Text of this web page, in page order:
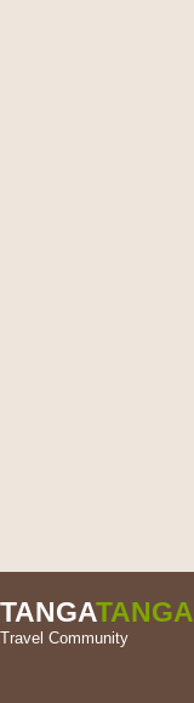
TANGATANGA
Travel Community